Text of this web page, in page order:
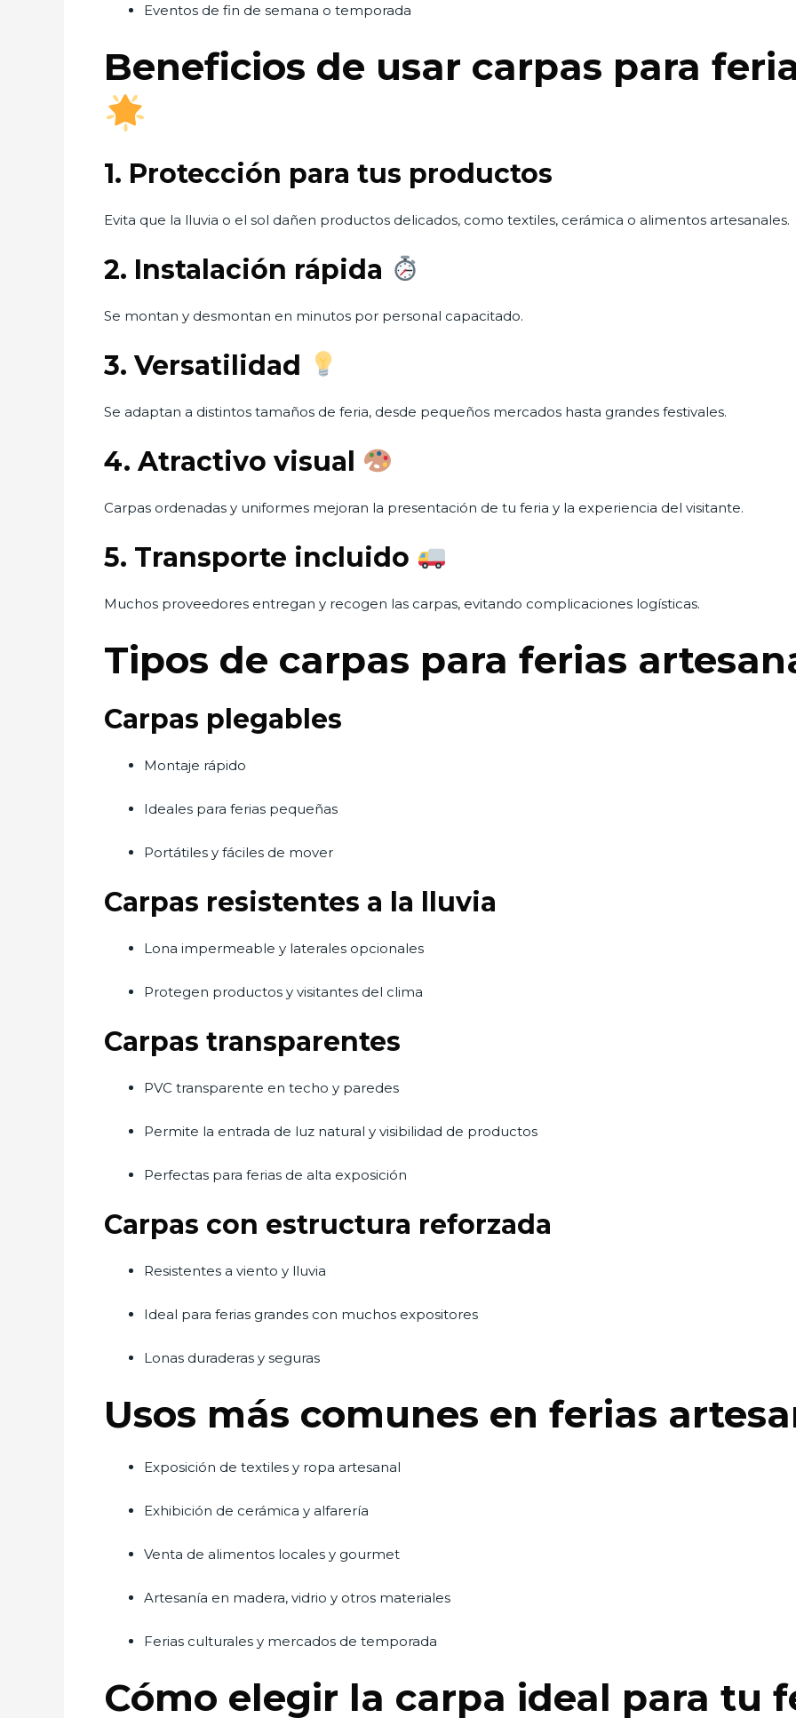
Eventos de fin de semana o temporada
Beneficios de usar carpas para
1. Protección para tus productos
Evita que la lluvia o el sol dañen productos delicados, como textiles, cerámica o alimentos artesanales.
2. Instalación rápida
Se montan y desmontan en minutos por personal capacitado.
3. Versatilidad
Se adaptan a distintos tamaños de feria, desde pequeños mercados hasta grandes festivales.
4. Atractivo visual
Carpas ordenadas y uniformes mejoran la presentación de tu feria y la experiencia del visitante.
5. Transporte incluido
Muchos proveedores entregan y recogen las carpas, evitando complicaciones logísticas.
Tipos de carpas para ferias
Carpas plegables
Montaje rápido
Ideales para ferias pequeñas
Portátiles y fáciles de mover
Carpas resistentes a la lluvia
Lona impermeable y laterales opcionales
Protegen productos y visitantes del clima
Carpas transparentes
PVC transparente en techo y paredes
Permite la entrada de luz natural y visibilidad de productos
Perfectas para ferias de alta exposición
Carpas con estructura reforzada
Resistentes a viento y lluvia
Ideal para ferias grandes con muchos expositores
Lonas duraderas y seguras
Usos más comunes en ferias
Exposición de textiles y ropa artesanal
Exhibición de cerámica y alfarería
Venta de alimentos locales y gourmet
Artesanía en madera, vidrio y otros materiales
Ferias culturales y mercados de temporada
Cómo elegir la carpa ideal para tu